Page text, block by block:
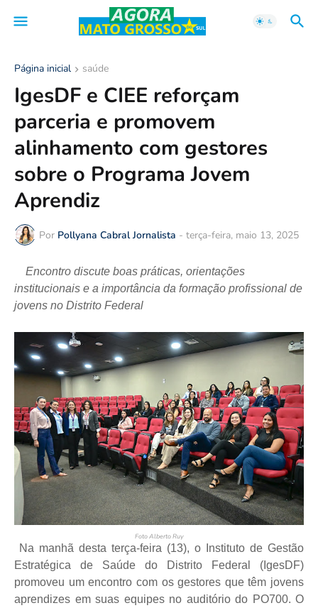
Página inicial saúde
IgesDF e CIEE reforçam
parceria e promovem
alinhamento com gestores
sobre o Programa Jovem
Aprendiz
Por Pollyana Cabral Jornalista - terça-feira, maio 13, 2025
Encontro discute boas práticas, orientações
institucionais e a importância da formação profissional de
jovens no Distrito Federal
Foto Alberto Ruy
Na manhã desta terça-feira (13), o Instituto de Gestão
Estratégica de Saúde do Distrito Federal (IgesDF)
promoveu um encontro com os gestores que têm jovens
aprendizes em suas equipes no auditório do PO700. O